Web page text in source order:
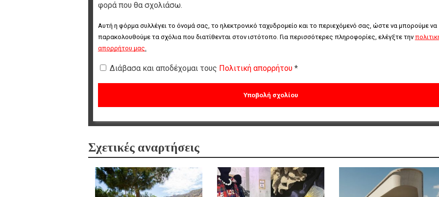
φορά που θα σχολιάσω.
Αυτή η φόρμα συλλέγει το όνομά σας, το ηλεκτρονικό ταχυδρομείο και το περιεχόμενό σας, ώστε να μπορούμε να
παρακολουθούμε τα σχόλια που διατίθενται στον ιστότοπο. Για περισσότερες πληροφορίες, ελέγξτε την
απορρήτου μας.
Διάβασα και αποδέχομαι τους Πολιτική απορρήτου *
Σχετικές αναρτήσεις